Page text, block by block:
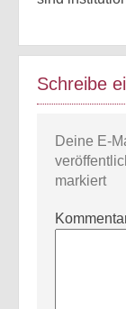
Schreibe
Deine E-
markiert